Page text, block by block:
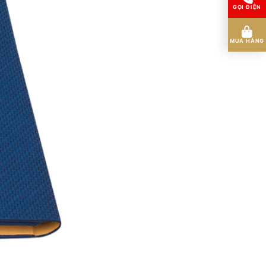
GỌI ĐIỆN
MUA HÀNG